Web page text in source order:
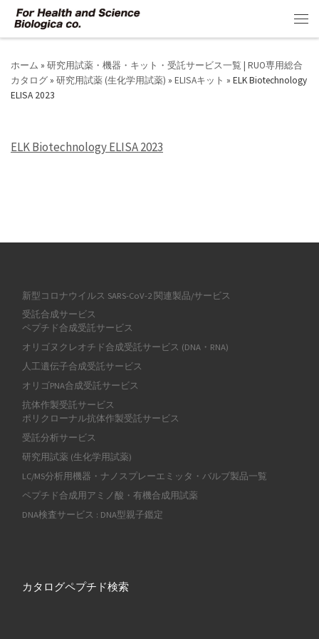
コンテンツへスキップ
ホーム » 研究用試薬・機器・キット・受託サービス一覧 | RUO専用総合
カタログ » 研究用試薬 (生化学用試薬) » ELISAキット » ELK Biotechnology
ELISA 2023
ELK Biotechnology ELISA 2023
新型コロナウイルス SARS-CoV-2 関連製品/サービス
受託合成サービス
ペプチド合成受託サービス
オリゴヌクレオチド合成受託サービス (DNA・RNA)
人工遺伝子合成受託サービス
オリゴPNA合成受託サービス
抗体作製受託サービス
ポリクローナル抗体作製受託サービス
受託分析サービス
研究用試薬 (生化学用試薬)
LC/MS分析用機器・ナノスプレーエミッタ・バルブ製品一覧
ペプチド合成用アミノ酸・有機合成用試薬
DNA検査サービス : DNA型親子鑑定
カタログペプチド検索